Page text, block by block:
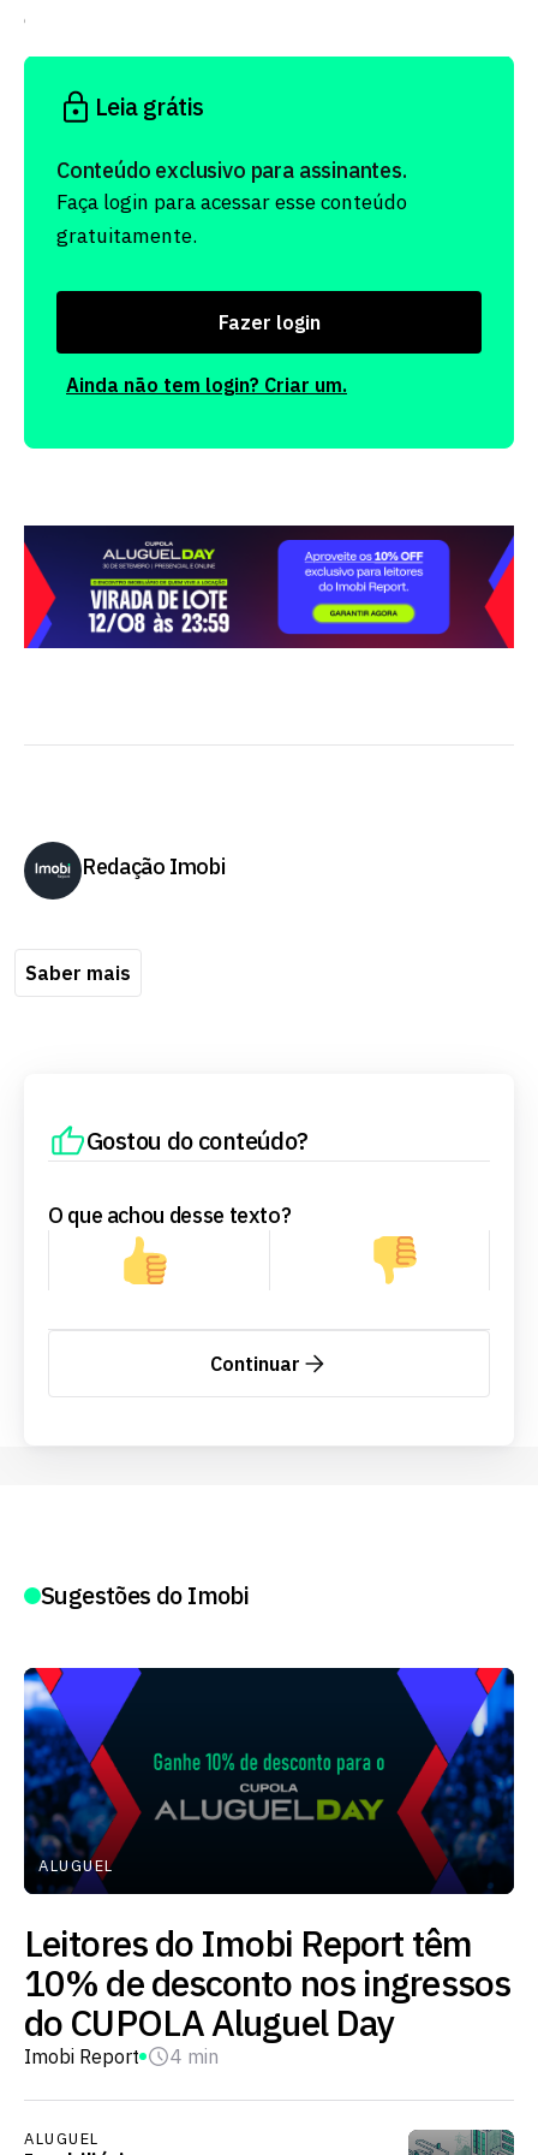
durante todo o período de contratação!”.
Leia grátis
Conteúdo exclusivo para assinantes.
Faça login para acessar esse conteúdo
gratuitamente.
Fazer login
Ainda não tem login? Criar um.
Redação Imobi
Saber mais
Gostou do conteúdo?
O que achou desse texto?
Continuar
Sugestões do Imobi
ALUGUEL
Leitores do Imobi Report têm
10% de desconto nos ingressos
do CUPOLA Aluguel Day
Imobi Report 4 min
ALUGUEL